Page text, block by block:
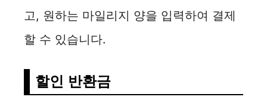
고, 원하는 마일리지 양을 입력하여 결제
할 수 있습니다.
할인 반환금